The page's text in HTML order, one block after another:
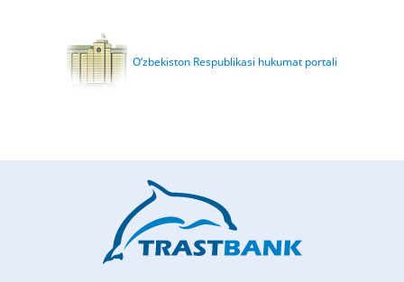
O‘zbekiston Respublikasi hukumat portali